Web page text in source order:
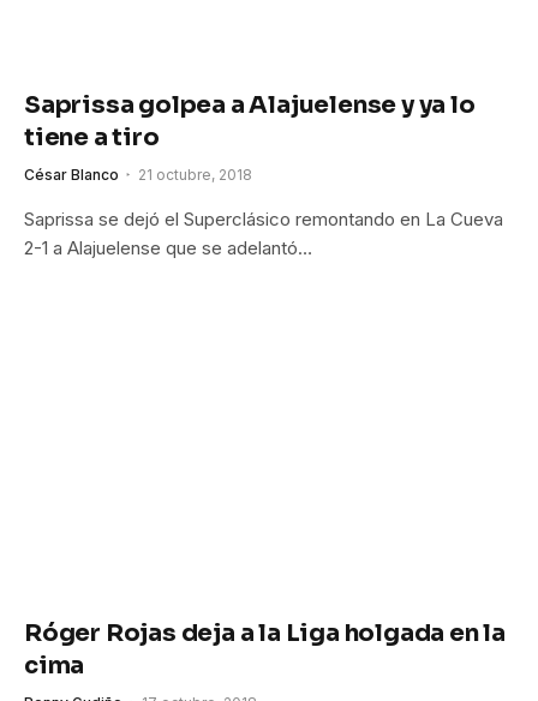
Saprissa golpea a Alajuelense y ya lo
tiene a tiro
César Blanco 21 octubre, 2018
Saprissa se dejó el Superclásico remontando en La Cueva
2-1 a Alajuelense que se adelantó…
Róger Rojas deja a la Liga holgada en la
cima